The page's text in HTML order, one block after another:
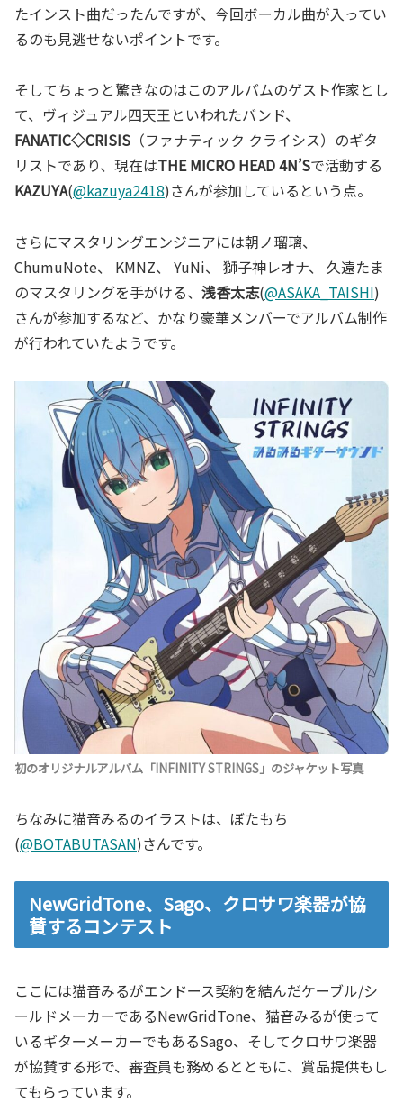
たインスト曲だったんですが、今回ボーカル曲が入ってい
るのも見逃せないポイントです。
そしてちょっと驚きなのはこのアルバムのゲスト作家とし
て、ヴィジュアル四天王といわれたバンド、
FANATIC◇CRISIS （ファナティック クライシス）のギタ
リストであり、現在はTHE MICRO HEAD 4N’Sで活動する
KAZUYA(@kazuya2418)さんが参加しているという点。
さらにマスタリングエンジニアには朝ノ瑠璃、
ChumuNote、 KMNZ、 YuNi、 獅子神レオナ、 久遠たま
のマスタリングを手がける、 浅香太志(@ASAKA_TAISHI)
さんが参加するなど、かなり豪華メンバーでアルバム制作
が行われていたようです。
初のオリジナルアルバム「INFINITY STRINGS」のジャケット写真
ちなみに猫音みるのイラストは、ぼたもち
(@BOTABUTASAN)さんです。
NewGridTone、Sago、クロサワ楽器が協
賛するコンテスト
ここには猫音みるがエンドース契約を結んだケーブル/シ
ールドメーカーであるNewGridTone、猫音みるが使って
いるギターメーカーでもあるSago、そしてクロサワ楽器
が協賛する形で、審査員も務めるとともに、賞品提供もし
てもらっています。